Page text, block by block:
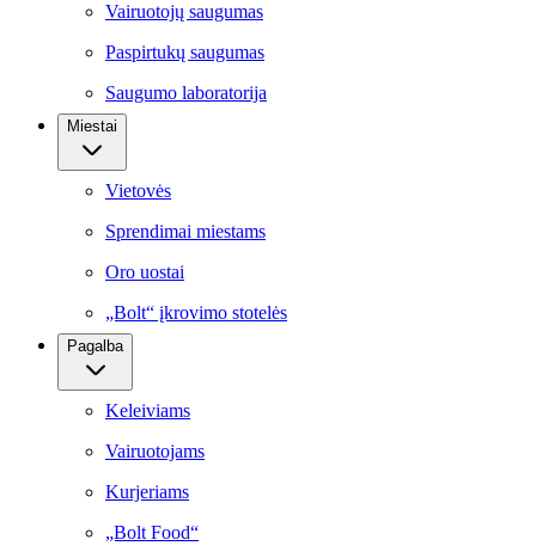
Vairuotojų saugumas
Paspirtukų saugumas
Saugumo laboratorija
Miestai
Vietovės
Sprendimai miestams
Oro uostai
„Bolt“ įkrovimo stotelės
Pagalba
Keleiviams
Vairuotojams
Kurjeriams
„Bolt Food“